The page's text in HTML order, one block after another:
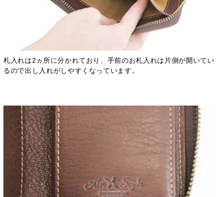
札入れは2ヵ所に分かれており、手前のお札入れは片側が開いてい
るので出し入れがしやすくなっています。